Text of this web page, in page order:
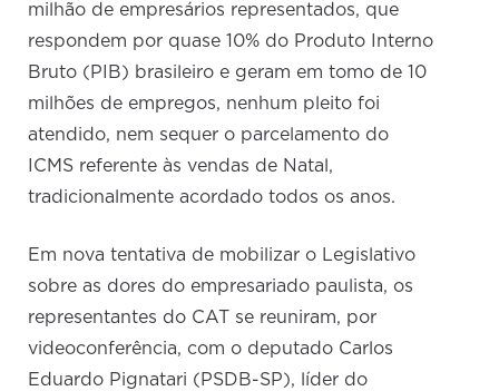
milhão de empresários representados, que
respondem por quase 10% do Produto Interno
Bruto (PIB) brasileiro e geram em tomo de 10
milhões de empregos, nenhum pleito foi
atendido, nem sequer o parcelamento do
ICMS referente às vendas de Natal,
tradicionalmente acordado todos os anos.
Em nova tentativa de mobilizar o Legislativo
sobre as dores do empresariado paulista, os
representantes do CAT se reuniram, por
videoconferência, com o deputado Carlos
Eduardo Pignatari (PSDB-SP), líder do